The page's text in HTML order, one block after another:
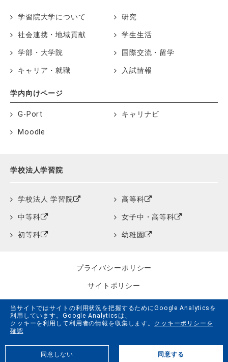
当サイトではサイトの利用状況を把握するためにGoogle Analyticsを
利用しています。Google Analyticsは、
クッキーを利用して利用者の情報を収集します。 クッキーポリシーを
確認
同意しない 同意する
学習院大学について 研究
社会連携・地域貢献 学生生活
学部・大学院 国際交流・留学
キャリア・就職 入試情報
学内向けページ
G-Port キャリナビ
Moodle
学校法人学習院
学校法人 学習院 高等科
中等科 女子中・高等科
初等科 幼稚園
プライバシーポリシー
サイトポリシー
クッキーポリシー
サイトマップ